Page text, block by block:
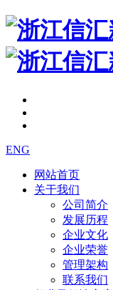
ENG
网站首页
关于我们
公司简介
发展历程
企业文化
企业荣誉
管理架构
联系我们